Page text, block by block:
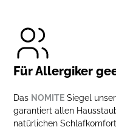
Für Allergiker
Das NOMITE Siegel
garantiert allen
natürlichen